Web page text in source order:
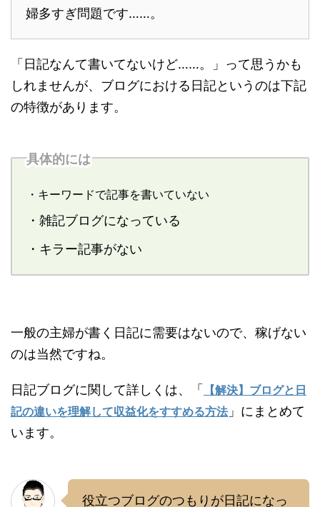
婦多すぎ問題です……。
「日記なんて書いてないけど……。」って思うかも
しれませんが、ブログにおける日記というのは下記
の特徴があります。
具体的には
・キーワードで記事を書いていない
・雑記ブログになっている
・キラー記事がない
一般の主婦が書く日記に需要はないので、稼げない
のは当然ですね。
日記ブログに関して詳しくは、「 【解決】ブログと日
記の違いを理解して収益化をすすめる方法 」にまとめて
います。
役立つブログのつもりが日記になっ